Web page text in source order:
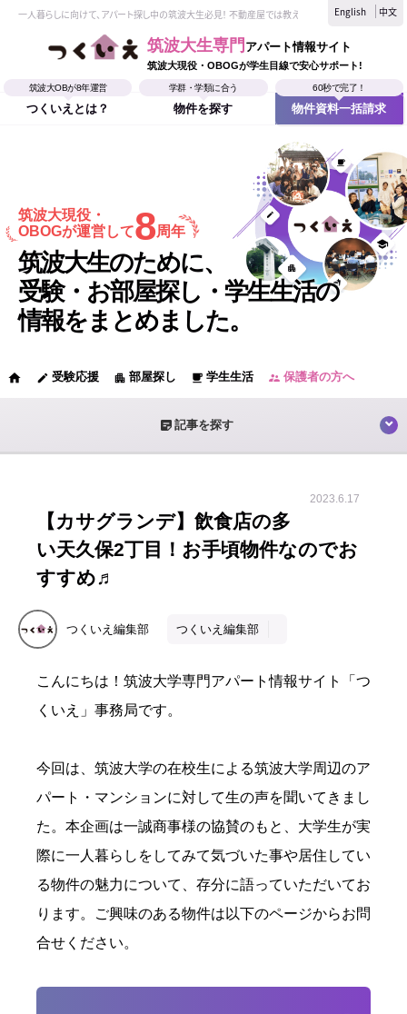
一人暮らしに向けて、アパート探し中の筑波大生必見！ 不動産屋では教えてくれない、筑波大生なら
English 中文
筑波大生専門 アパート情報サイト
筑波大現役・OBOGが学生目線で安心サポート!
筑波大OBが8年運営
つくいえとは？
学群・学類に合う
物件を探す
60秒で完了！
物件資料一括請求
筑波大現役・
OBOGが運営して8周年
筑波大生のために、
受験・お部屋探し・学生生活の
情報をまとめました。
home edit 受験応援 apartment 部屋探し local_cafe 学生生活 supervisor_account 保護者の方へ
sticky_note_2 記事を探す
2023.6.17
【カサグランデ】飲食店の多
い天久保2丁目！お手頃物件なのでお
すすめ♬
つくいえ編集部 つくいえ編集部
こんにちは！筑波大学専門アパート情報サイト「つ
くいえ」事務局です。
今回は、筑波大学の在校生による筑波大学周辺のア
パート・マンションに対して生の声を聞いてきまし
た。本企画は一誠商事様の協賛のもと、大学生が実
際に一人暮らしをしてみて気づいた事や居住してい
る物件の魅力について、存分に語っていただいてお
ります。ご興味のある物件は以下のページからお問
合せください。